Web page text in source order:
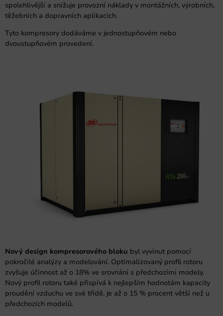
spolehlivější a snižuje provozní náklady v montážních, výrobních,
těžebních a dopravních aplikacích.
Tyto kompresory dodáváme v jednostupňovém nebo
dvoustupňovém provedení.
Nový design kompresorového bloku byl vyvinut pomocí
pokročilé analýzy a modelování. Optimalizovaný profil rotoru
zvyšuje účinnost až o 18% ve srovnání s předchozími modely.
Nový profil rotoru také přispívá k nejlepším hodnotám kapacity
proudění vzduchu ve své třídě, je až o 15 % procent větší než u
předchozích modelů.